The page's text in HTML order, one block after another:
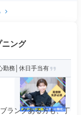
ニング
勤務│休日手当有
ランクある方も、丁